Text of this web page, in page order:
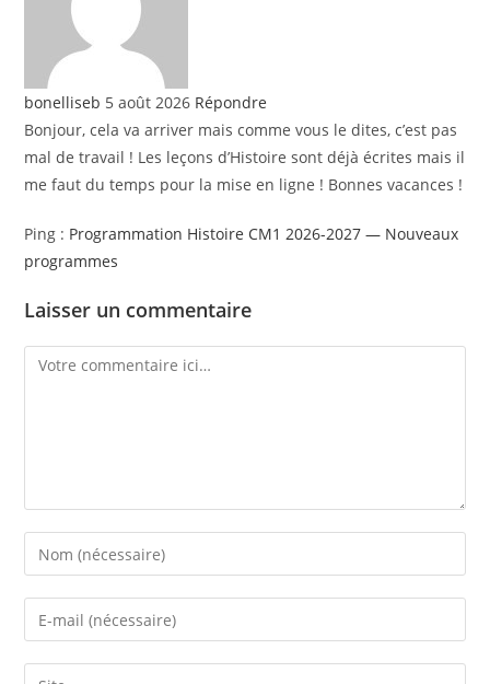
bonelliseb 5 août 2026 Répondre
Bonjour, cela va arriver mais comme vous le dites, c’est pas
mal de travail ! Les leçons d’Histoire sont déjà écrites mais il
me faut du temps pour la mise en ligne ! Bonnes vacances !
Ping : Programmation Histoire CM1 2026-2027 — Nouveaux
programmes
Laisser un commentaire